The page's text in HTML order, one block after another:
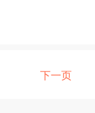
下一页